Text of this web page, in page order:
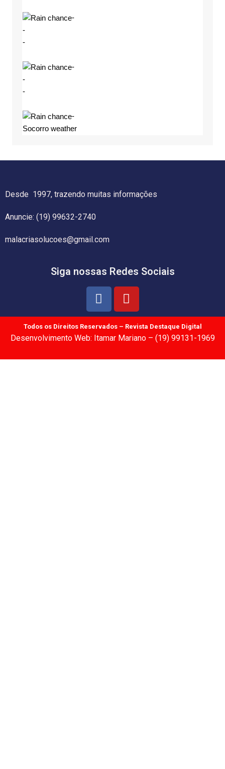
-
-
-
-
-
-
-
Socorro weather
Desde 1997, trazendo muitas informações
Anuncie: (19) 99632-2740
malacriasolucoes@gmail.com
Siga nossas Redes Sociais
Todos os Direitos Reservados – Revista Destaque Digital
Desenvolvimento Web: Itamar Mariano – (19) 99131-1969